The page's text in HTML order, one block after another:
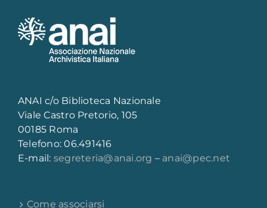
ANAI c/o Biblioteca Nazionale
Viale Castro Pretorio, 105
00185 Roma
Telefono: 06.491416
E-mail: segreteria@anai.org – anai@pec.net
Come associarsi